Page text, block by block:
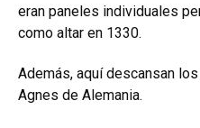
eran paneles individuales
como altar en 1330.
Además, aquí descansan
Agnes de Alemania.